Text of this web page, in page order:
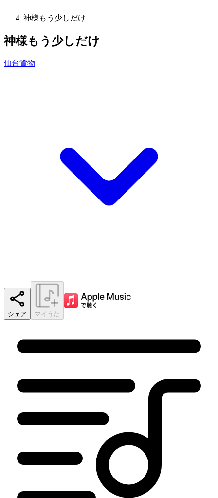
神様もう少しだけ
神様もう少しだけ
仙台貨物
シェア マイうた